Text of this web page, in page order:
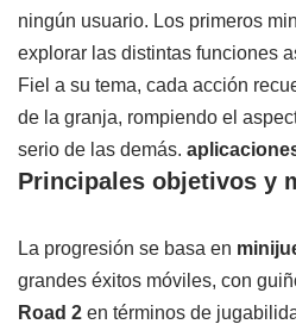
ningún usuario. Los primeros
explorar las distintas funciones
Fiel a su tema, cada acción
de la granja, rompiendo el
serio de las demás.
Principales objetivos y
La progresión se basa en
grandes éxitos móviles, con
Road 2 en términos de